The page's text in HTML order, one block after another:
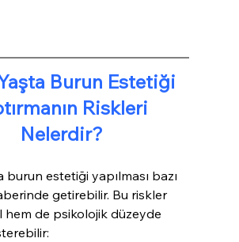
Burun Estetiği
Riskleri
Nelerdir?
burun estetiği yapılması bazı
getirebilir. Bu riskler
hem de psikolojik düzeyde